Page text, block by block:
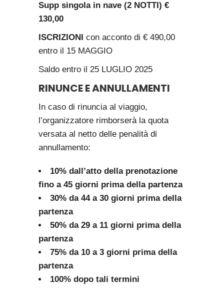
Supp singola in nave (2 NOTTI) €
130,00
ISCRIZIONIcon acconto di € 490,00
entro il 15 MAGGIO
Saldo entro il 25 LUGLIO 2025
RINUNCE E ANNULLAMENTI
In caso di rinuncia al viaggio,
l’organizzatore rimborserà la quota
versata al netto delle penalità di
annullamento:
10% dall’atto della prenotazione
fino a 45 giorni prima della partenza
30% da 44 a 30 giorni prima della
partenza
50% da 29 a 11 giorni prima della
partenza
75% da 10 a 3 giorni prima della
partenza
100% dopo tali termini